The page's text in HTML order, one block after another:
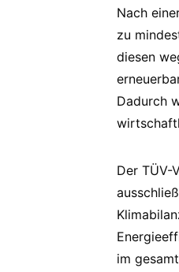
Nach
zu
diesen
Dadurch
Der TÜV-
im